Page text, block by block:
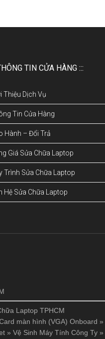
TIN CỬA HÀNG :::
Thiệu Dịch Vụ
Tin Cửa Hàng
Hành – Đổi Trả
Giá Sửa Chữa Laptop
Trình Sửa Chữa Laptop
Hệ Sửa Chữa Laptop
Laptop TPHCM
màn hình (VGA) Onboard »
» Vệ Sinh Máy Tính Công Ty »